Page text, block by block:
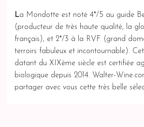
La Mondotte est noté 4*/5 au guide
(producteur de très haute qualité, la
français), et 2*/3 à la RVF (grand
terroirs fabuleux et incontournable).
datant du XIXème siècle est certifiée
biologique depuis 2014. Walter-
partager avec vous cette très belle